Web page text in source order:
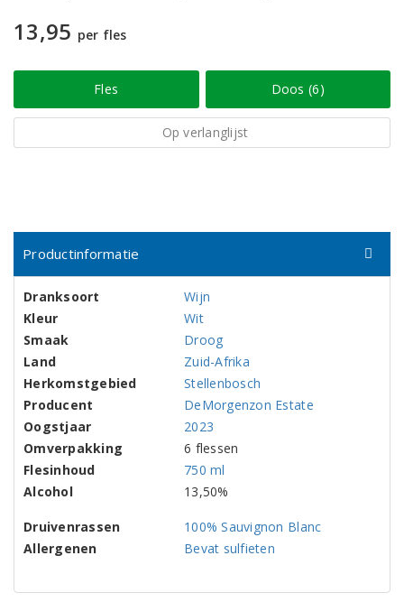
13,95 per fles
Fles Doos (6)
Op verlanglijst
Productinformatie
Dranksoort
Wijn
Kleur
Wit
Smaak
Droog
Land
Zuid-Afrika
Herkomstgebied
Stellenbosch
Producent
DeMorgenzon Estate
Oogstjaar
2023
Omverpakking
6 flessen
Flesinhoud
750 ml
Alcohol
13,50%
Druivenrassen
100% Sauvignon Blanc
Allergenen
Bevat sulfieten